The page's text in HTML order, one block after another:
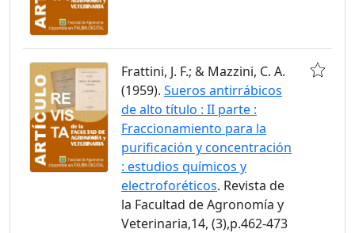
Frattini, J. F.; & Mazzini, C. A.
(1959). Sueros antirrábicos
de alto título : II parte :
Fraccionamiento para la
purificación y concentración
: estudios químicos y
electroforéticos. Revista de
la Facultad de Agronomía y
Veterinaria,14, (3),p.462-473